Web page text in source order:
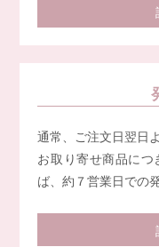
通常、ご注文日翌日
お取り寄せ商品に
ば、約７営業日での